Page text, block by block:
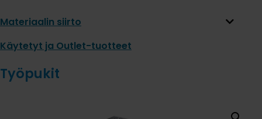
Materiaalin siirto
Käytetyt ja Outlet-tuotteet
Työpukit